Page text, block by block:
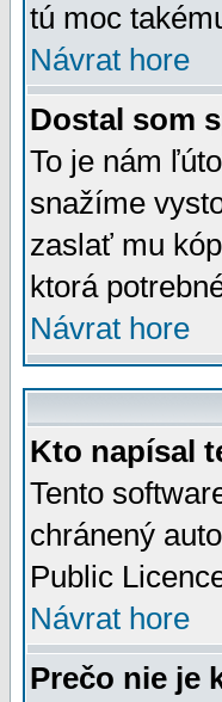
tú moc
Návrat hore
Dostal som
To je nám
snažíme
zaslať mu
ktorá
Návrat hore
Kto napísal
Tento
chránený
Public
Návrat hore
Prečo nie je